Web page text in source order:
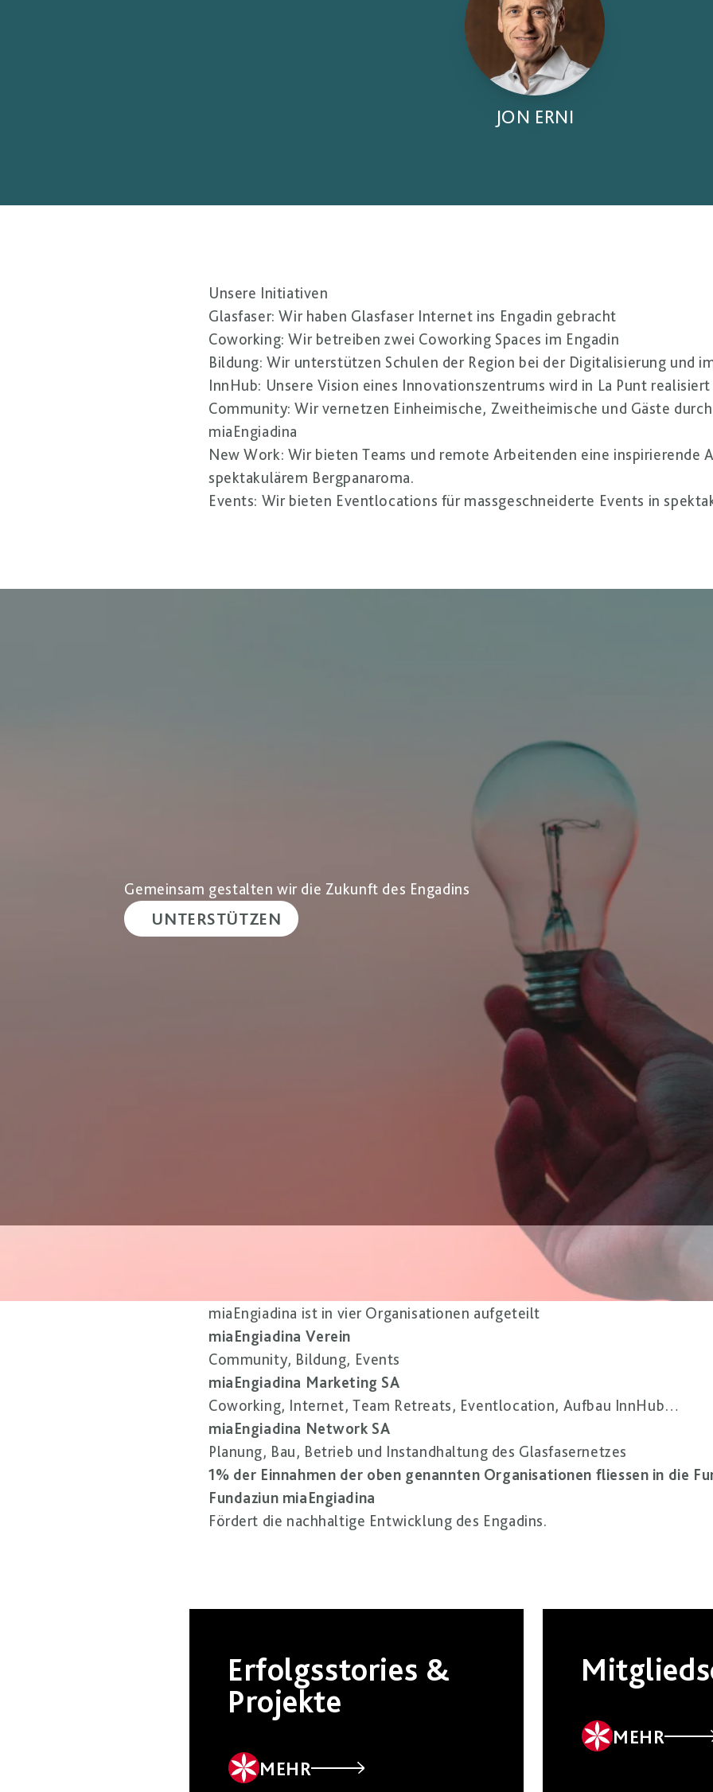
JON ERNI
Unsere Initiativen
Glasfaser: Wir haben Glasfaser Internet ins Engadin gebracht
Coworking: Wir betreiben zwei Coworking Spaces im Engadin
Bildung: Wir unterstützen Schulen der Region bei der Digitalisierung und
InnHub: Unsere Vision eines Innovationszentrums wird in La Punt realisiert
Community: Wir vernetzen Einheimische, Zweitheimische und Gäste
miaEngiadina
New Work: Wir bieten Teams und remote Arbeitenden eine inspirierende
spektakulärem Bergpanaroma.
Events: Wir bieten Eventlocations für massgeschneiderte Events in
Gemeinsam gestalten wir die Zukunft des Engadins
UNTERSTÜTZEN
miaEngiadina ist in vier Organisationen aufgeteilt
miaEngiadina Verein
Community, Bildung, Events
miaEngiadina Marketing SA
Coworking, Internet, Team Retreats, Eventlocation, Aufbau InnHub…
miaEngiadina Network SA
Planung, Bau, Betrieb und Instandhaltung des Glasfasernetzes
1% der Einnahmen der oben genannten Organisationen fliessen in die
Fundaziun miaEngiadina
Fördert die nachhaltige Entwicklung des Engadins.
Erfolgsstories &
Projekte
MEHR
MEHR